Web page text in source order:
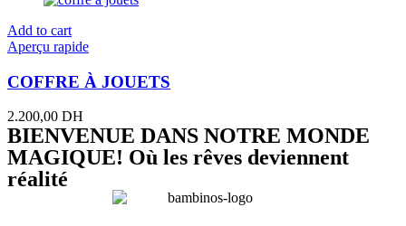
Add to cart
Aperçu rapide
COFFRE À JOUETS
2.200,00 DH
BIENVENUE DANS NOTRE MONDE
MAGIQUE! Où les rêves deviennent
réalité